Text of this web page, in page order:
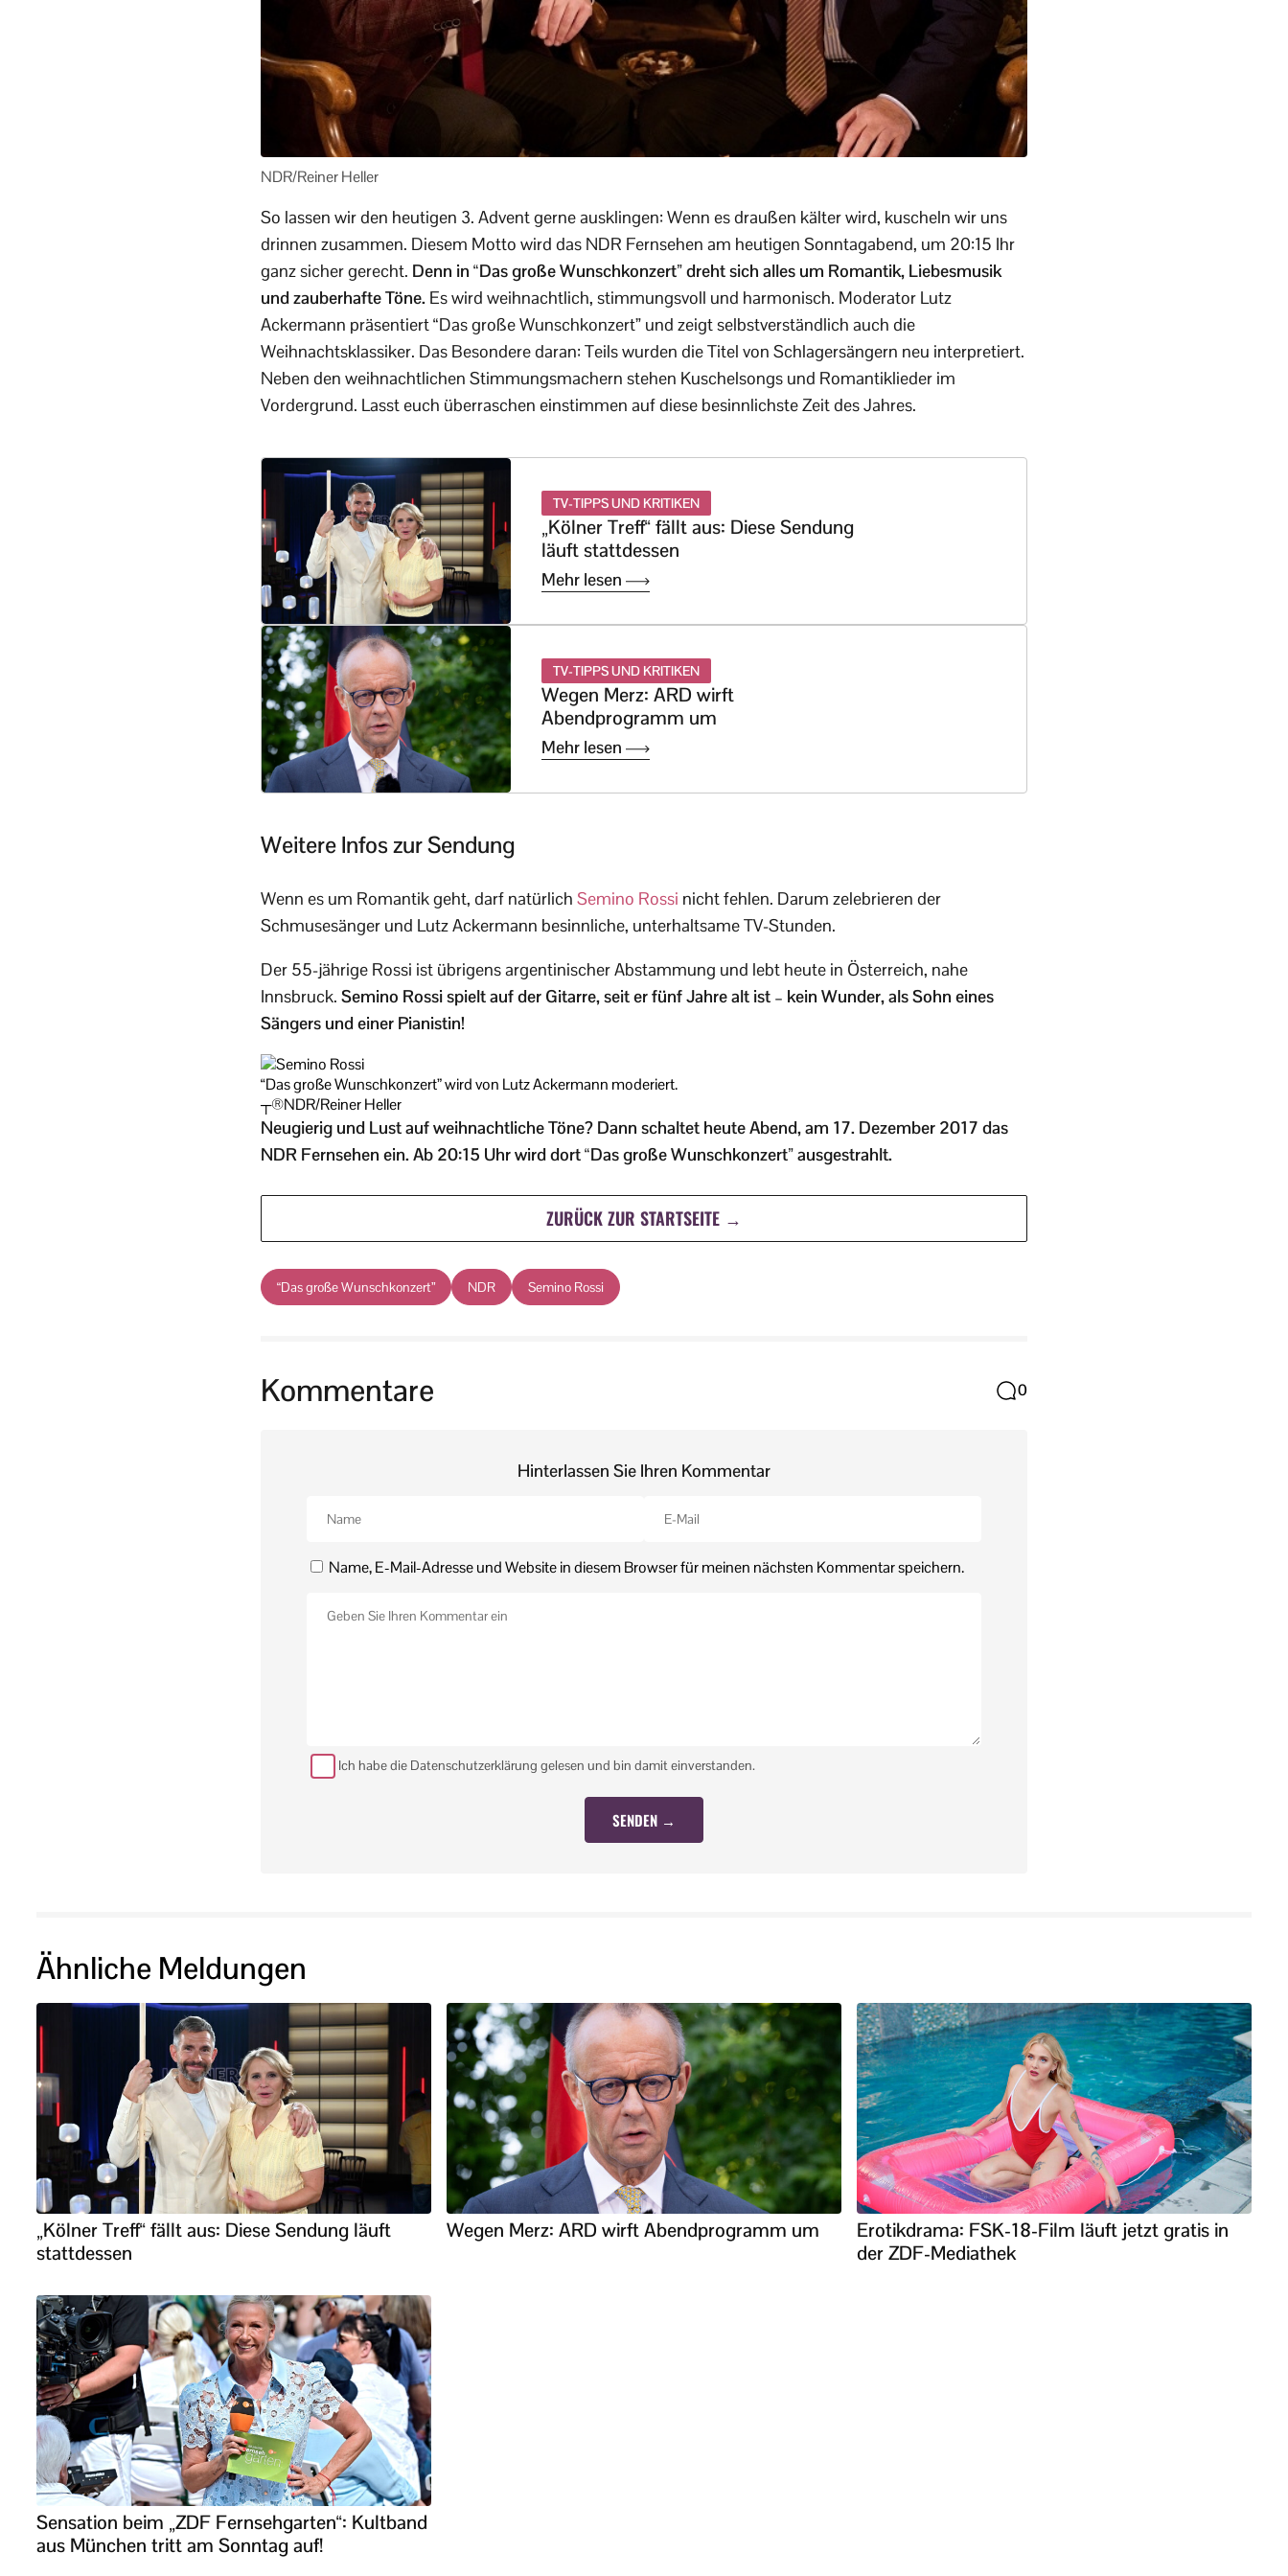
NDR/Reiner Heller
So lassen wir den heutigen 3. Advent gerne ausklingen: Wenn es draußen kälter wird, kuscheln wir uns
drinnen zusammen. Diesem Motto wird das NDR Fernsehen am heutigen Sonntagabend, um 20:15 Ihr
ganz sicher gerecht. Denn in “Das große Wunschkonzert” dreht sich alles um Romantik, Liebesmusik
und zauberhafte Töne. Es wird weihnachtlich, stimmungsvoll und harmonisch. Moderator Lutz
Ackermann präsentiert “Das große Wunschkonzert” und zeigt selbstverständlich auch die
Weihnachtsklassiker. Das Besondere daran: Teils wurden die Titel von Schlagersängern neu interpretiert.
Neben den weihnachtlichen Stimmungsmachern stehen Kuschelsongs und Romantiklieder im
Vordergrund. Lasst euch überraschen einstimmen auf diese besinnlichste Zeit des Jahres.
TV-TIPPS UND KRITIKEN
„Kölner Treff“ fällt aus: Diese Sendung
läuft stattdessen
Mehr lesen
TV-TIPPS UND KRITIKEN
Wegen Merz: ARD wirft
Abendprogramm um
Mehr lesen
Weitere Infos zur Sendung
Wenn es um Romantik geht, darf natürlich Semino Rossi nicht fehlen. Darum zelebrieren der
Schmusesänger und Lutz Ackermann besinnliche, unterhaltsame TV-Stunden.
Der 55-jährige Rossi ist übrigens argentinischer Abstammung und lebt heute in Österreich, nahe
Innsbruck. Semino Rossi spielt auf der Gitarre, seit er fünf Jahre alt ist – kein Wunder, als Sohn eines
Sängers und einer Pianistin!
“Das große Wunschkonzert” wird von Lutz Ackermann moderiert.
┬®NDR/Reiner Heller
Neugierig und Lust auf weihnachtliche Töne? Dann schaltet heute Abend, am 17. Dezember 2017 das
NDR Fernsehen ein. Ab 20:15 Uhr wird dort “Das große Wunschkonzert” ausgestrahlt.
ZURÜCK ZUR STARTSEITE →
“Das große Wunschkonzert” NDR Semino Rossi
Kommentare 0
Hinterlassen Sie Ihren Kommentar
Name, E-Mail-Adresse und Website in diesem Browser für meinen nächsten Kommentar speichern.
Ich habe die Datenschutzerklärung gelesen und bin damit einverstanden.
Ähnliche Meldungen
„Kölner Treff“ fällt aus: Diese Sendung läuft
stattdessen
Wegen Merz: ARD wirft Abendprogramm um
Erotikdrama: FSK-18-Film läuft jetzt gratis in
der ZDF-Mediathek
Sensation beim „ZDF Fernsehgarten“: Kultband
aus München tritt am Sonntag auf!